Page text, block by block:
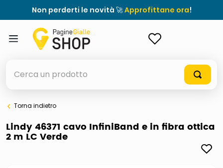
Non perderti le novità 🚀Approfittane ora!
elenchi telefonici
orologio parete
Torna indietro
Lindy 46371 cavo InfiniBand e in fibra ottica
2 m LC Verde